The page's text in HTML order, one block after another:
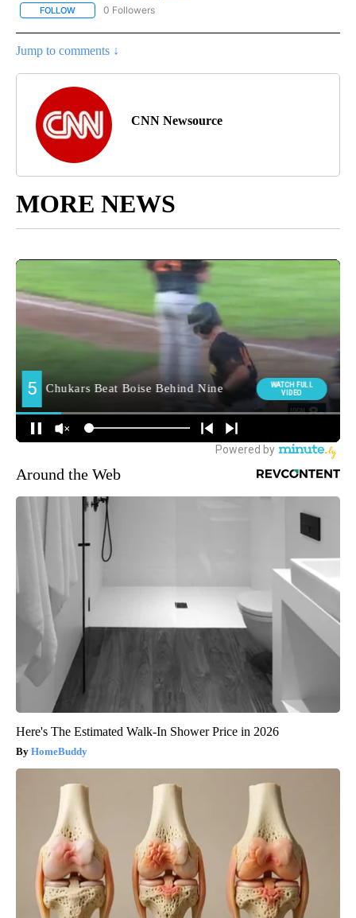
FOLLOW FOLLOW "CNN-SPANISH" TO RECEIVE NOTIFICATIONS ABOUT
0 Followers
Jump to comments ↓
CNN Newsource
MORE NEWS
Around the Web
Here's The Estimated Walk-In Shower Price in 2026
HomeBuddy